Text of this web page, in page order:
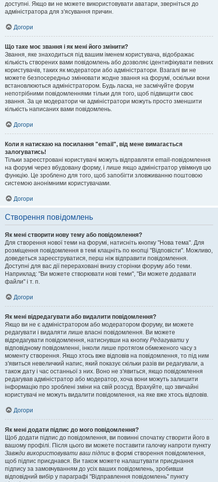
доступні. Якщо ви не можете використовувати аватари, зверніться до
адміністратора для з'ясування причин.
Догори
Що таке моє звання і як мені його змінити?
Звання, яке знаходиться під вашим іменем користувача, відображає
кількість створених вами повідомлень або дозволяє ідентифікувати певних
користувачів, таких як модератори або адміністратори. Взагалі ви не
можете безпосередньо змінювати жодне звання на форумі, оскільки вони
встановлюються адміністратором. Будь ласка, не засмічуйте форум
непотрібними повідомленнями тільки для того, щоб підвищити своє
звання. За це модератори чи адміністратори можуть просто зменшити
кількість написаних вами повідомлень.
Догори
Коли я натискаю на посилання "email", від мене вимагається
залогуватись!
Тільки зареєстровані користувачі можуть відправляти email-повідомлення
на форумі через вбудовану форму, і лише якщо адміністратор увімкнув цю
функцію. Це зроблено для того, щоб запобігти зловживанню поштовою
системою анонімними користувачами.
Догори
Створення повідомлень
Як мені створити нову тему або повідомлення?
Для створення нової теми на форумі, натисніть кнопку "Нова тема". Для
розміщення повідомлення в темі клацніть по кнопці "Відповісти". Можливо,
доведеться зареєструватися, перш ніж відправити повідомлення.
Доступні для вас дії перераховані внизу сторінки форуму або теми.
Наприклад: "Ви можете створювати нові теми", "Ви можете додавати
файли" і т. п.
Догори
Як мені відредагувати або видалити повідомлення?
Якщо ви не є адміністратором або модератором форуму, ви можете
редагувати і видаляти лише власні повідомлення. Ви можете
відредагувати повідомлення, натиснувши на кнопку Редагувати у
відповідному повідомленні, інколи лише протягом обмеженого часу з
моменту створення. Якщо хтось вже відповів на повідомлення, то під ним
з'явиться невеличкий напис, який показує скільки разів ви редагували, а
також дату і час останньої з них. Воно не з'явиться, якщо повідомлення
редагував адміністратор або модератор, хоча вони можуть залишити
інформацію про зроблені зміни на свій розсуд. Врахуйте, що звичайні
користувачі не можуть видалити повідомлення, на яке вже хтось відповів.
Догори
Як мені додати підпис до мого повідомлення?
Щоб додати підпис до повідомлення, ви повинні спочатку створити його в
вашому профілі. Після цього ви можете поставити галочку напроти пункту
Завжди використовувати ваш підпис в формі створення повідомлення,
щоб підпис приєднався. Ви також можете налаштувати приєднання
підпису за замовчуванням до усіх ваших повідомлень, зробивши
відповідний вибір у параграфі "Відправлення повідомлень" пункту